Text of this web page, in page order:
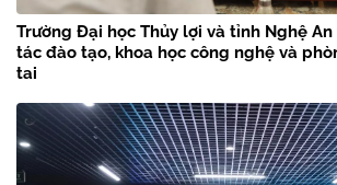
Trường Đại học Thủy lợi và tỉnh Nghệ
tác đào tạo, khoa học công nghệ và
tai